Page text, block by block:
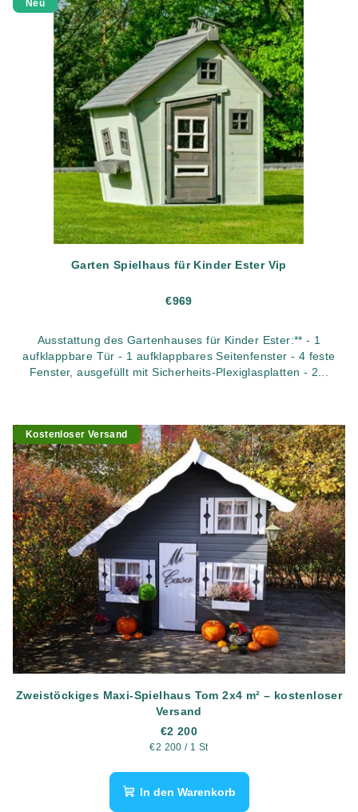
Neu
Garten Spielhaus für Kinder Ester Vip
€969
Ausstattung des Gartenhauses für Kinder Ester:** - 1
aufklappbare Tür - 1 aufklappbares Seitenfenster - 4 feste
Fenster, ausgefüllt mit Sicherheits-Plexiglasplatten - 2...
Kostenloser Versand
Zweistöckiges Maxi-Spielhaus Tom 2x4 m² – kostenloser
Versand
€2 200
Verkaufspreis:
€2 200 / 1 St
In den Warenkorb